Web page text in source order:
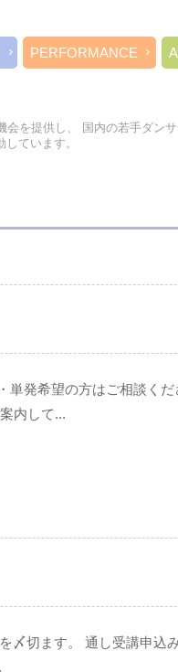
PERFORMANCE
を提供し、 国内の若手ダン
ています。
単発希望の方はご相談く
内して...
〆切ます。 通し受講申込